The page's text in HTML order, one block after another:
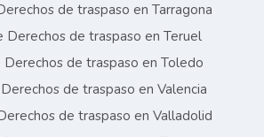
de traspaso en Tarragona
Derechos de traspaso en Teruel
Derechos de traspaso en Toledo
de traspaso en Valencia
de traspaso en Valladolid